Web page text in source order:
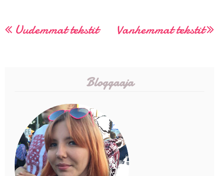
Uudemmat tekstit Vanhemmat tekstit
Bloggaaja